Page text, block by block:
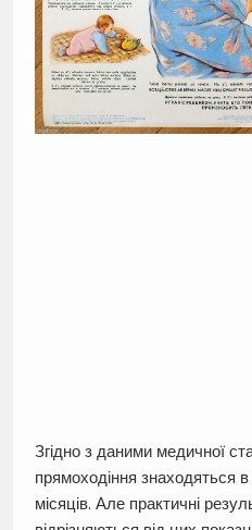
Згідно з даними медичної
прямоходіння знаходяться
місяців. Але практичні